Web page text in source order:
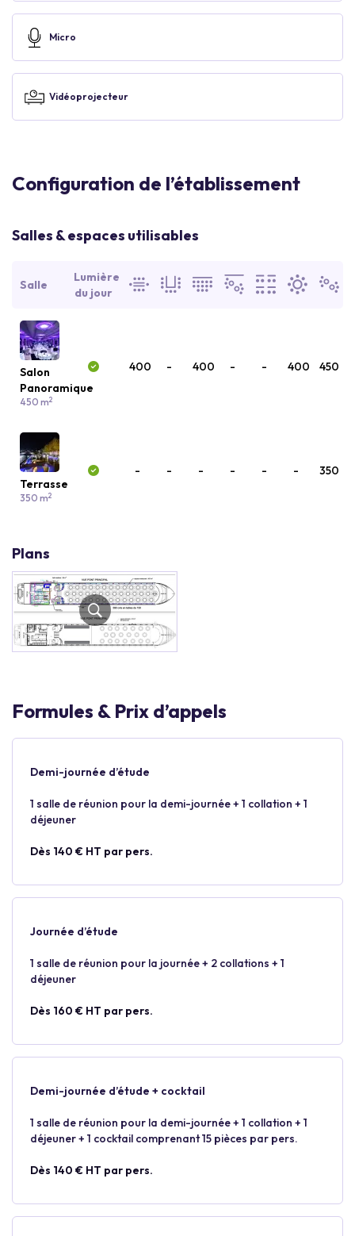
Micro
Vidéoprojecteur
Configuration de l’établissement
Salles & espaces utilisables
Salle
Lumière
du jour
Salon
Panoramique
450 m2
400 - 400 - - 400 450
Terrasse
350 m2
- - - - - - 350
Plans
Formules & Prix d’appels
Demi-journée d’étude
1 salle de réunion pour la demi-journée + 1 collation + 1
déjeuner
Dès 140 € HT par pers.
Journée d’étude
1 salle de réunion pour la journée + 2 collations + 1
déjeuner
Dès 160 € HT par pers.
Demi-journée d’étude + cocktail
1 salle de réunion pour la demi-journée + 1 collation + 1
déjeuner + 1 cocktail comprenant 15 pièces par pers.
Dès 140 € HT par pers.